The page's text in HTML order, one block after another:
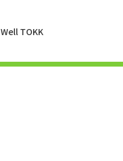
Well TOKK